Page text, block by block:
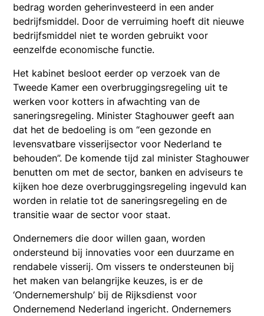
bedrag worden geherinvesteerd in een ander
bedrijfsmiddel. Door de verruiming hoeft dit nieuwe
bedrijfsmiddel niet te worden gebruikt voor
eenzelfde economische functie.
Het kabinet besloot eerder op verzoek van de
Tweede Kamer een overbruggingsregeling uit te
werken voor kotters in afwachting van de
saneringsregeling. Minister Staghouwer geeft aan
dat het de bedoeling is om “een gezonde en
levensvatbare visserijsector voor Nederland te
behouden”. De komende tijd zal minister Staghouwer
benutten om met de sector, banken en adviseurs te
kijken hoe deze overbruggingsregeling ingevuld kan
worden in relatie tot de saneringsregeling en de
transitie waar de sector voor staat.
Ondernemers die door willen gaan, worden
ondersteund bij innovaties voor een duurzame en
rendabele visserij. Om vissers te ondersteunen bij
het maken van belangrijke keuzes, is er de
‘Ondernemershulp’ bij de Rijksdienst voor
Ondernemend Nederland ingericht. Ondernemers